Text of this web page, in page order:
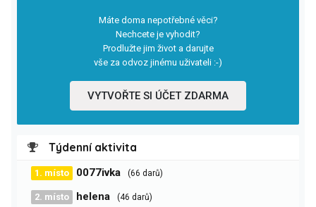
Máte doma nepotřebné věci?
Nechcete je vyhodit?
Prodlužte jim život a darujte
vše za odvoz jinému uživateli :-)
VYTVOŘTE SI ÚČET ZDARMA
Týdenní aktivita
1. místo 0077ivka (66 darů)
2. místo helena (46 darů)